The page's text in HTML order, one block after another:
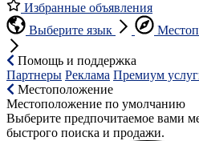
Избранные объявления
Выберите язык
Помощь и поддержка
Партнеры Реклама Премиум
Местоположение
Местоположение по умолчанию
Выберите предпочитаемое вами
быстрого поиска и продажи.